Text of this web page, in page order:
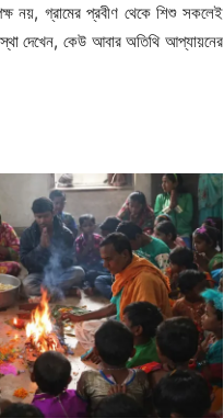
নয়, গ্রামের প্রবীণ থেকে শিশু সকলেই
দেখেন, কেউ আবার অতিথি আপ্যায়নের